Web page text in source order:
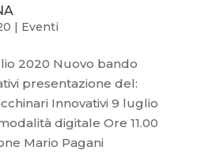
| Eventi
2020 Nuovo bando
presentazione del:
Innovativi 9 luglio
digitale Ore 11.00
Mario Pagani